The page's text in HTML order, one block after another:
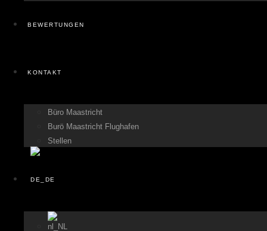
BEWERTUNGEN
KONTAKT
Büro Maastricht
Burö Maastricht Flughafen
Stellen